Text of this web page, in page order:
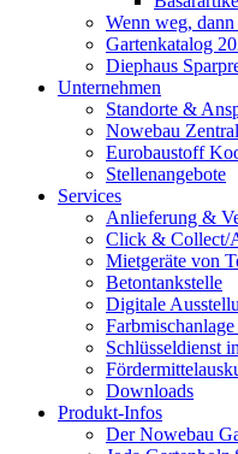
Wenn weg,
Gartenkatalog
Diephaus
Unternehmen
Standorte &
Nowebau
Eurobaustoff
Stellenangebote
Services
Anlieferung &
Click & Collect/
Mietgeräte von
Betontankstelle
Digitale
Schlüsseldienst
Downloads
Produkt-Infos
Der Nowebau